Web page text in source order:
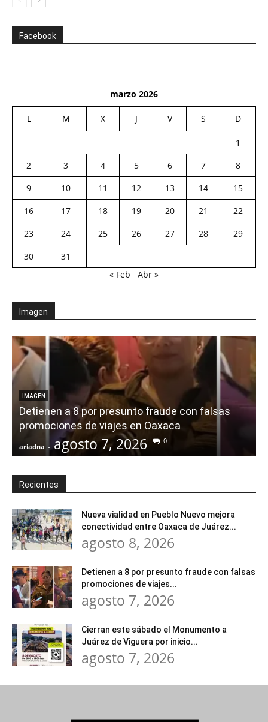
Facebook
marzo 2026
L M X J V S D
1
2
3 4 5 6 7
8
9
10 11 12 13 14
15
16
17 18 19 20 21
22
23
24 25 26 27 28
29
30
31
« Feb
Abr »
Imagen
IMAGEN
Detienen a 8 por presunto fraude con falsas
promociones de viajes en Oaxaca
ariadna - agosto 7, 2026 0
Recientes
Nueva vialidad en Pueblo Nuevo mejora
conectividad entre Oaxaca de Juárez...
agosto 8, 2026
Detienen a 8 por presunto fraude con falsas
promociones de viajes...
agosto 7, 2026
Cierran este sábado el Monumento a
Juárez de Viguera por inicio...
agosto 7, 2026